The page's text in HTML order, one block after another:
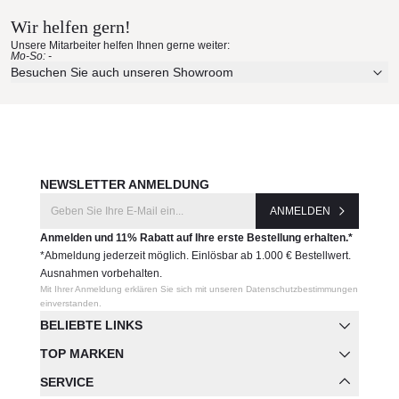
Produktnummer:
65036
Erleben Sie unsere Stoffe und Materialien ganz in Ruhe in
Ihren eigenen vier Wänden.
Aktuelle Originalstoffe des Herstellers
Wir helfen gern!
Unsere Mitarbeiter helfen Ihnen gerne weiter:
Mo-So: -
Besuchen Sie auch unseren Showroom
BELIEBTE LINKS
TOP MARKEN
SERVICE
NEWSLETTER ANMELDUNG
ANMELDEN
Anmelden und 11% Rabatt auf Ihre erste Bestellung erhalten.*
*Abmeldung jederzeit möglich. Einlösbar ab 1.000 € Bestellwert.
Ausnahmen vorbehalten.
Mit Ihrer Anmeldung erklären Sie sich mit unseren Datenschutzbestimmungen
einverstanden.